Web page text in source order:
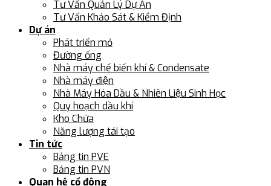
Tư Vấn Quản Lý Dự Án
Tư Vấn Khảo Sát & Kiểm Định
Dự án
Phát triển mỏ
Đường ống
Nhà máy chế biến khí & Condensate
Nhà máy điện
Nhà Máy Hóa Dầu & Nhiên Liệu Sinh Học
Quy hoạch dầu khí
Kho Chứa
Năng lượng tái tạo
Tin tức
Bảng tin PVE
Bảng tin PVN
Quan hệ cổ đông